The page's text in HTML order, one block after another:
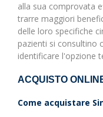
alla sua comprovata
trarre maggiori
delle loro specifiche
pazienti si consultino
identificare l'opzione
ACQUISTO
Come acquistare